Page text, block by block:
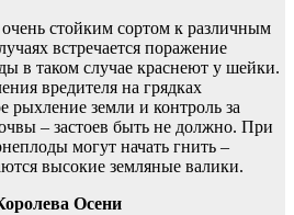
очень стойким сортом к различным
встречается поражение
в таком случае краснеют у шейки.
вредителя на грядках
рыхление земли и контроль за
– застоев быть не должно. При
могут начать гнить –
высокие земляные валики.
Осени